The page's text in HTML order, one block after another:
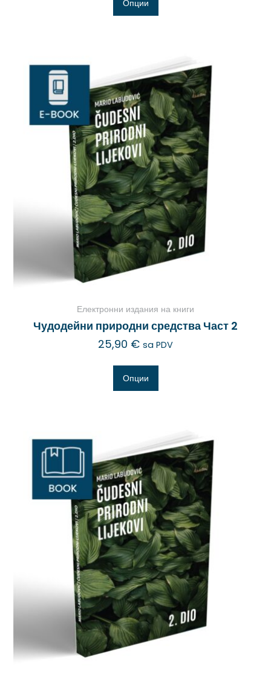
Опции
Електронни издания на книги
Чудодейни природни средства Част 2
25,90 € sa PDV
Опции